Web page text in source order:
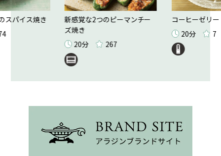
スパイス焼き
新感覚な2つのピーマンチー
ズ焼き
20分
267
コーヒーゼリー
20分
7